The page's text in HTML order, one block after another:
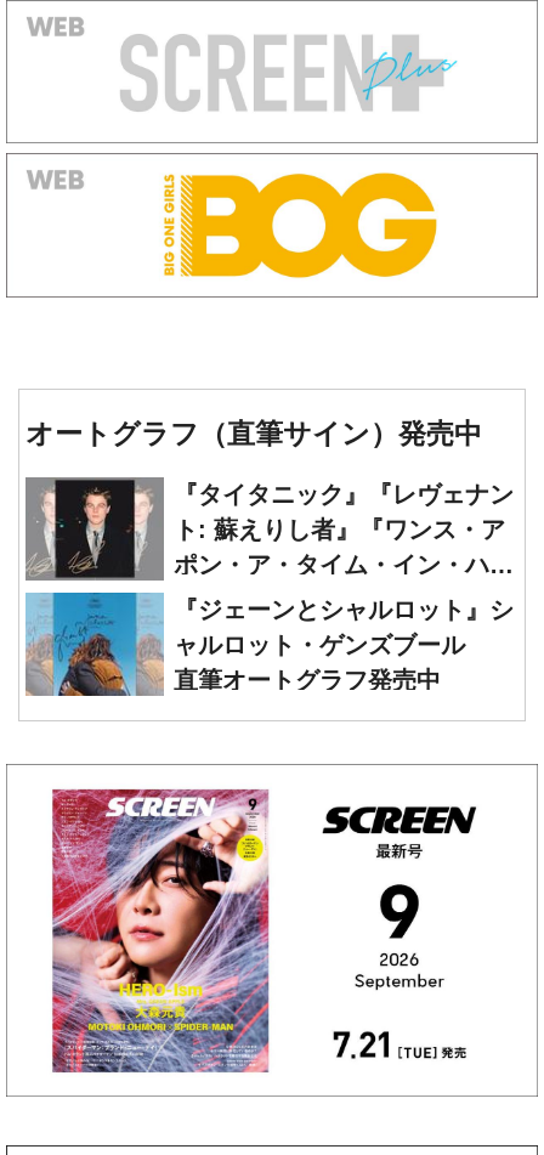
オートグラフ（直筆サイン）発売中
『タイタニック』『レヴェナン
ト: 蘇えりし者』『ワンス・ア
ポン・ア・タイム・イン・ハリ
ウッド』レオナルド・ディカプ
リオ 直筆オートグラフ発売中
『ジェーンとシャルロット』シ
ャルロット・ゲンズブール
直筆オートグラフ発売中